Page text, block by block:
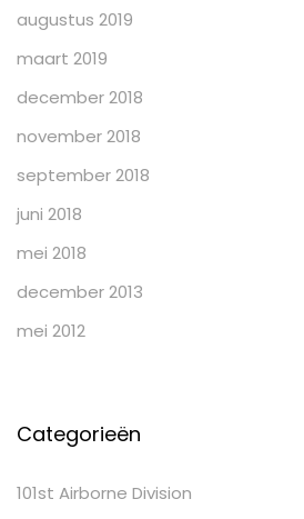
augustus 2019
maart 2019
december 2018
november 2018
september 2018
juni 2018
mei 2018
december 2013
mei 2012
Categorieën
101st Airborne Division